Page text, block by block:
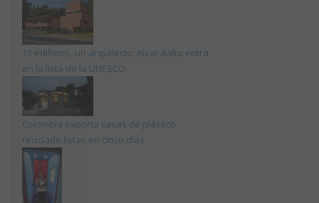
13 edificios, un arquitecto: Alvar Aalto entra
en la lista de la UNESCO
Colombia exporta casas de plástico
reciclado listas en cinco días